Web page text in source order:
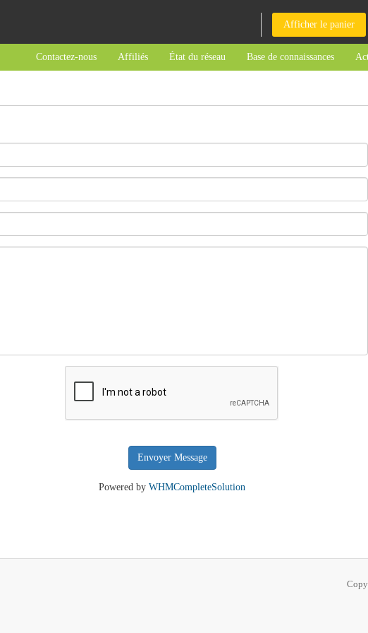
Afficher le panier
Base de connaissances
État du réseau
Affiliés
Contactez-nous
Envoyer Message
Powered by WHMCompleteSolution